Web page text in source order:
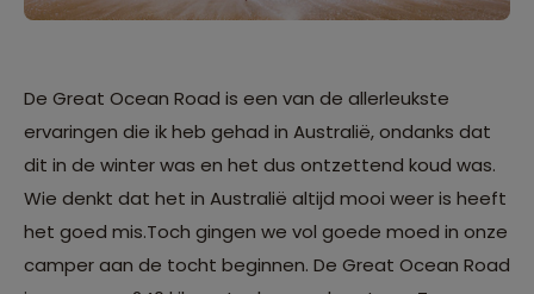
De Great Ocean Road is een van de allerleukste
ervaringen die ik heb gehad in Australië, ondanks dat
dit in de winter was en het dus ontzettend koud was.
Wie denkt dat het in Australië altijd mooi weer is heeft
het goed mis.Toch gingen we vol goede moed in onze
camper aan de tocht beginnen. De Great Ocean Road